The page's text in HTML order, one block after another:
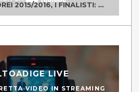
UNO TWO DREI 2015/2016, I FINALISTI: CLASSE IV ALS ISTITUTO "DEGASPERI" BORGO VALSUGANA
LIVE
VIDEO IN STREAMING